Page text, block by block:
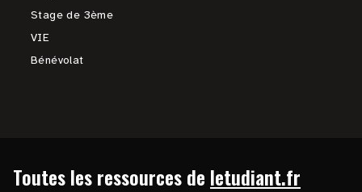
Stage de 3ème
VIE
Bénévolat
Toutes les ressources de letudiant.fr